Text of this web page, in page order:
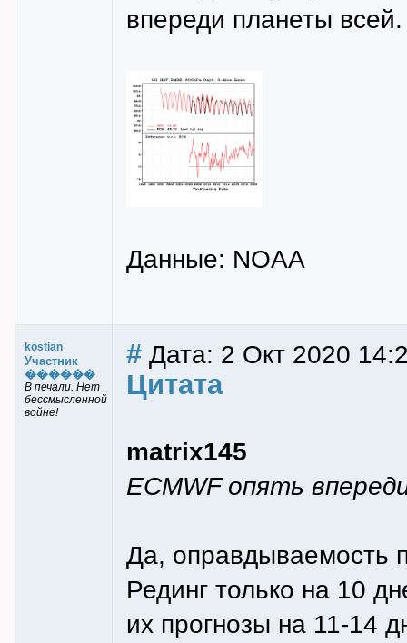
впереди планеты
Данные: NOAA
kostian
Участник
������
В печали. Нет
бессмысленной
войне!
# Дата: 2 Окт 2020
Цитата
matrix145
ECMWF опять
Да, оправдываемость
Рединг только на 10
их прогнозы на 11-14